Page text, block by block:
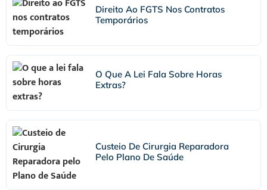
Direito Ao FGTS Nos Contratos
Temporários
O Que A Lei Fala Sobre Horas
Extras?
Custeio De Cirurgia Reparadora
Pelo Plano De Saúde